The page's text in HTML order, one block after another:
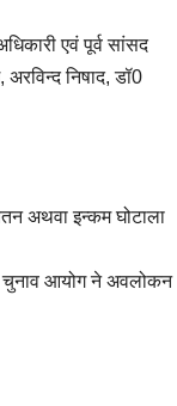
एवं पूर्व सांसद
निषाद, डॉ0
अथवा इन्कम घोटाला
चुनाव आयोग ने अवलोकन